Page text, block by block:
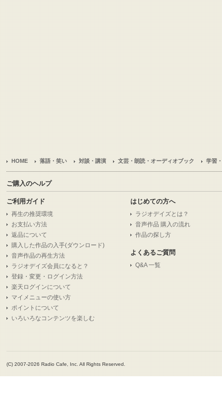
HOME 落語・笑い 対談・講演 文芸・朗読・オーディオブック 学習
ご購入のヘルプ
ご利用ガイド
再生の推奨環境
お支払い方法
返品について
購入した作品の入手(ダウンロード)
音声作品の再生方法
ラジオデイズ会員になると？
登録・変更・ログイン方法
楽天ログインについて
マイメニューの使い方
ポイントについて
いろいろなコンテンツを楽しむ
はじめての方へ
ラジオデイズとは？
音声作品 購入の流れ
作品の探し方
よくあるご質問
Q&A 一覧
(C) 2007-2026 Radio Cafe, Inc. All Rights Reserved.